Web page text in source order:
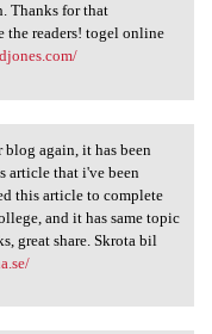
Thanks for that
the readers! togel online
blog
again, it has been
article that i've been
this article to complete
and it has same topic
great share. Skrota bil